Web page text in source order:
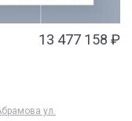
13 477 158 ₽
ул.